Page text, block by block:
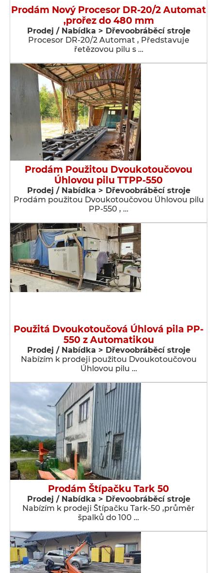
Prodám Nový Procesor DR-20/2 Automat
,prořez do 480 mm
Prodej / Nabídka > Dřevoobráběcí stroje
Procesor DR-20/2 Automat , Představuje
řetězovou pilu s …
Prodám Použitou Dvoukotoučovou
Úhlovou pilu TTPP-550
Prodej / Nabídka > Dřevoobráběcí stroje
Prodám použitou Dvoukotoučovou Úhlovou pilu
PP-550 , …
Použitá Dvoukotoučová Úhlová pila PP-
550 z Automatikou
Prodej / Nabídka > Dřevoobráběcí stroje
Nabízím k prodeji použitou Dvoukotoučovou
Úhlovou pilu …
Prodám Štípačku Tark 50
Prodej / Nabídka > Dřevoobráběcí stroje
Nabízím k prodeji Štípačku Tark-50 ,průměr
špalků do 100 …